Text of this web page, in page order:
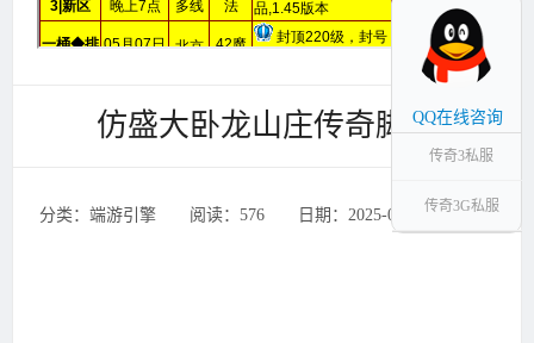
仿盛大卧龙山庄传奇脚本
分类：端游引擎 ‌‍阅读：576 ‌‍日期：2025-08-24
QQ在线咨询
传奇3私服
传奇3G私服